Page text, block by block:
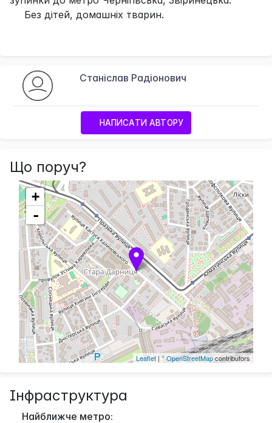
Без дітей, домашніх тварин.
Станіслав Радіонович
НАПИСАТИ АВТОРУ
Що поруч?
+
-
Leaflet | ©OpenStreetMapcontributors
Інфраструктура
Найближче метро: